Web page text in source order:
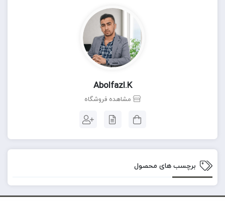
Abolfazl.k
مشاهده فروشگاه
برچسب های محصول